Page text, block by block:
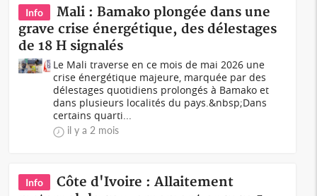
Info
Mali : Bamako plongée dans une
grave crise énergétique, des délestages
de 18 H signalés
Le Mali traverse en ce mois de mai 2026 une
crise énergétique majeure, marquée par des
délestages quotidiens prolongés à Bamako et
dans plusieurs localités du pays.&nbsp;Dans
certains quarti...
il y a 2 mois
Info
Côte d'Ivoire : Allaitement